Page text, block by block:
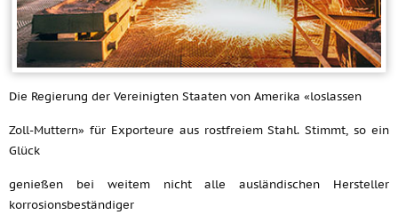
Die Regierung der Vereinigten Staaten von Amerika «loslassen
Zoll-Muttern» für Exporteure aus rostfreiem Stahl. Stimmt, so ein
Glück
genießen bei weitem nicht alle ausländischen Hersteller
korrosionsbeständiger